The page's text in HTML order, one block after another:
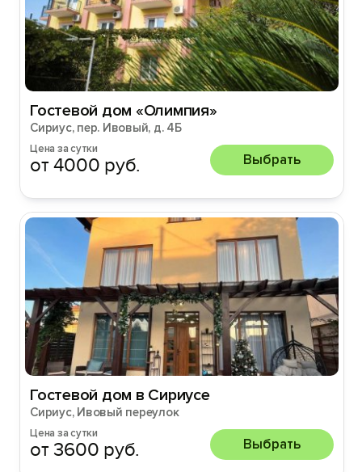
Гостевой дом «Олимпия»
Сириус, пер. Ивовый, д. 4Б
Цена за сутки
от 4000 руб. Выбрать
Гостевой дом в Сириусе
Сириус, Ивовый переулок
Цена за сутки
от 3600 руб. Выбрать